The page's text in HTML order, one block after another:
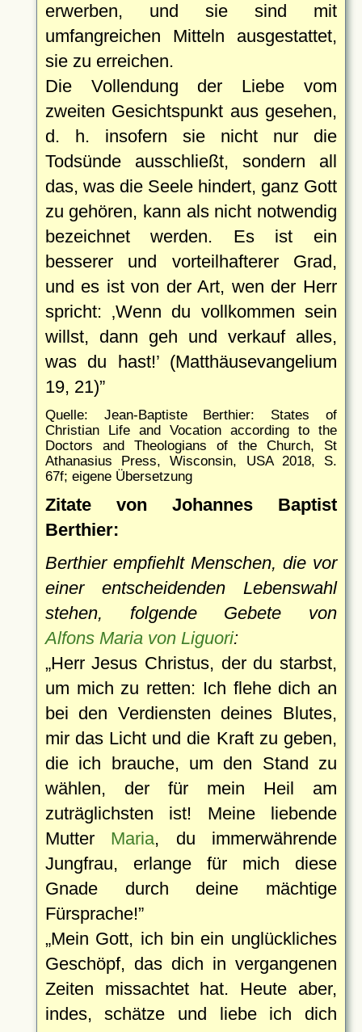
erwerben, und sie sind mit
umfangreichen Mitteln ausgestattet,
sie zu erreichen.
Die Vollendung der Liebe vom
zweiten Gesichtspunkt aus gesehen,
d. h. insofern sie nicht nur die
Todsünde ausschließt, sondern all
das, was die Seele hindert, ganz Gott
zu gehören, kann als nicht notwendig
bezeichnet werden. Es ist ein
besserer und vorteilhafterer Grad,
und es ist von der Art, wen der Herr
spricht:
Wenn du vollkommen sein
willst, dann geh und verkauf alles,
was du hast!(Matthäusevangelium
19, 21)
Quelle: Jean-Baptiste Berthier: States of
Christian Life and Vocation according to the
Doctors and Theologians of the Church, St
Athanasius Press, Wisconsin, USA 2018, S.
67f; eigene Übersetzung
Zitate von Johannes Baptist
Berthier:
Berthier empfiehlt Menschen, die vor
einer entscheidenden Lebenswahl
stehen, folgende Gebete von
Alfons Maria von Liguori:
Herr Jesus Christus, der du starbst,
um mich zu retten: Ich flehe dich an
bei den Verdiensten deines Blutes,
mir das Licht und die Kraft zu geben,
die ich brauche, um den Stand zu
wählen, der für mein Heil am
zuträglichsten ist! Meine liebende
Mutter Maria, du immerwährende
Jungfrau, erlange für mich diese
Gnade durch deine mächtige
Fürsprache!
Mein Gott, ich bin ein unglückliches
Geschöpf, das dich in vergangenen
Zeiten missachtet hat. Heute aber,
indes, schätze und liebe ich dich